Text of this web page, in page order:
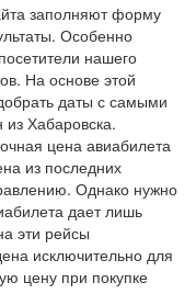
заполняют форму
Особенно
нашего
На основе этой
даты с самыми
Хабаровска.
цена авиабилета
из последних
Однако нужно
дает лишь
эти рейсы
исключительно для
цену при покупке